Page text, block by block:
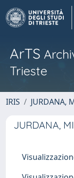
ArTS
Trieste
IRIS JURDANA,
JURDANA,